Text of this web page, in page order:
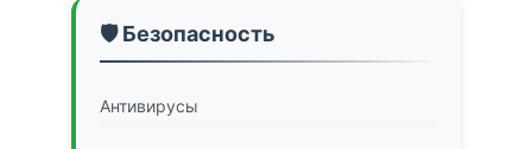
🛡️ Безопасность
Антивирусы